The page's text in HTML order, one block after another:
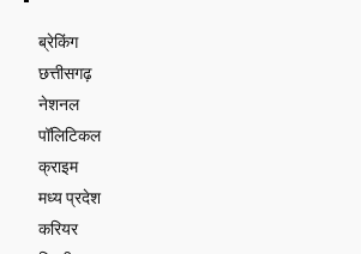
ब्रेकिंग
छत्तीसगढ़
नेशनल
पॉलिटिकल
क्राइम
मध्य प्रदेश
करियर